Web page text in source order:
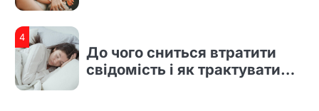
1
До чого сниться рідна дочка
і що насправді означає такий